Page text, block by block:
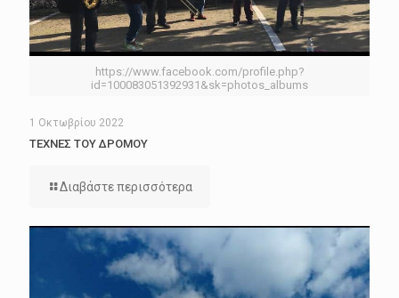
https://www.facebook.com/profile.php?
id=100083051392931&sk=photos_albums
1 Οκτωβρίου 2022
ΤΕΧΝΕΣ ΤΟΥ ΔΡΟΜΟΥ
Διαβάστε περισσότερα